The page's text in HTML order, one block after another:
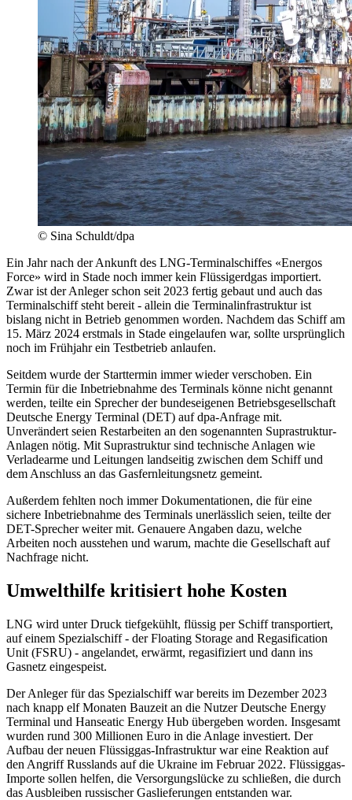
© Sina Schuldt/dpa
Ein Jahr nach der Ankunft des LNG-Terminalschiffes «Energos
Force» wird in Stade noch immer kein Flüssigerdgas importiert.
Zwar ist der Anleger schon seit 2023 fertig gebaut und auch das
Terminalschiff steht bereit - allein die Terminalinfrastruktur ist
bislang nicht in Betrieb genommen worden. Nachdem das Schiff am
15. März 2024 erstmals in Stade eingelaufen war, sollte ursprünglich
noch im Frühjahr ein Testbetrieb anlaufen.
Seitdem wurde der Starttermin immer wieder verschoben. Ein
Termin für die Inbetriebnahme des Terminals könne nicht genannt
werden, teilte ein Sprecher der bundeseigenen Betriebsgesellschaft
Deutsche Energy Terminal (DET) auf dpa-Anfrage mit.
Unverändert seien Restarbeiten an den sogenannten Suprastruktur-
Anlagen nötig. Mit Suprastruktur sind technische Anlagen wie
Verladearme und Leitungen landseitig zwischen dem Schiff und
dem Anschluss an das Gasfernleitungsnetz gemeint.
Außerdem fehlten noch immer Dokumentationen, die für eine
sichere Inbetriebnahme des Terminals unerlässlich seien, teilte der
DET-Sprecher weiter mit. Genauere Angaben dazu, welche
Arbeiten noch ausstehen und warum, machte die Gesellschaft auf
Nachfrage nicht.
Umwelthilfe kritisiert hohe Kosten
LNG wird unter Druck tiefgekühlt, flüssig per Schiff transportiert,
auf einem Spezialschiff - der Floating Storage and Regasification
Unit (FSRU) - angelandet, erwärmt, regasifiziert und dann ins
Gasnetz eingespeist.
Der Anleger für das Spezialschiff war bereits im Dezember 2023
nach knapp elf Monaten Bauzeit an die Nutzer Deutsche Energy
Terminal und Hanseatic Energy Hub übergeben worden. Insgesamt
wurden rund 300 Millionen Euro in die Anlage investiert. Der
Aufbau der neuen Flüssiggas-Infrastruktur war eine Reaktion auf
den Angriff Russlands auf die Ukraine im Februar 2022. Flüssiggas-
Importe sollen helfen, die Versorgungslücke zu schließen, die durch
das Ausbleiben russischer Gaslieferungen entstanden war.